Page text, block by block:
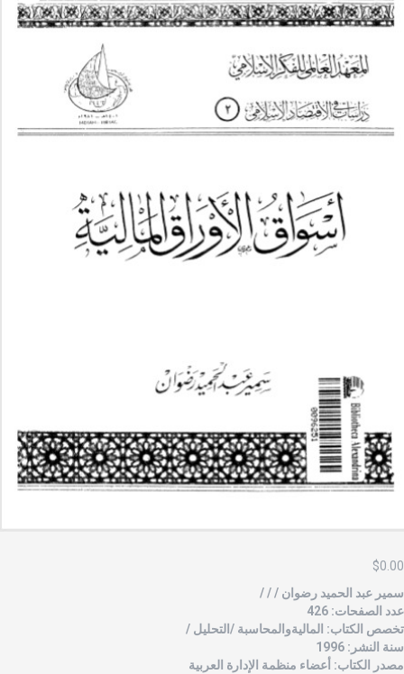
$
عبد الحميد رضوان / / /
الصفحات: 426
الكتاب: الماليةوالمحاسبة /التحليل /
النشر: 1996
الكتاب: أعضاء منظمة الإدارة العربية